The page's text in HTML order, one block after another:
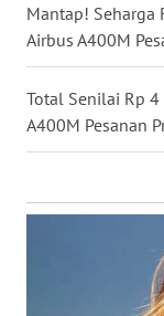
Mantap! Seharga
Airbus A400M
Total Senilai Rp
A400M Pesanan
KALTENG
KALTARA
WN